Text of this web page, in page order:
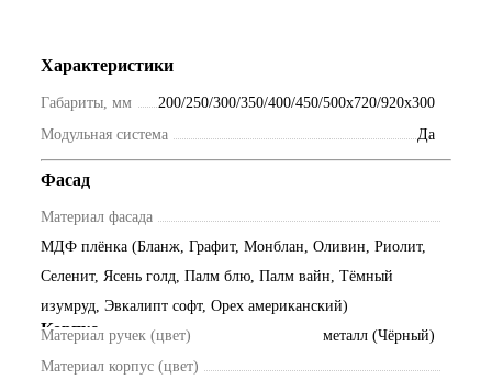
Характеристики
Габариты, мм
200/250/300/350/400/450/500х720/920х300
Модульная система
Да
Фасад
Материал фасада
МДФ плёнка (Бланж, Графит, Монблан, Оливин, Риолит,
Селенит, Ясень голд, Палм блю, Палм вайн, Тёмный
изумруд, Эвкалипт софт, Орех американский)
Материал ручек (цвет)
металл (Чёрный)
Корпус
Материал корпус (цвет)